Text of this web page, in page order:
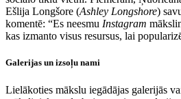
Ešlija Longšore (Ashley Longshore)
komentē: “Es neesmu Instagram
kas izmanto visus resursus, lai
Galerijas un izsoļu nami
Lielākoties mākslu iegādājas galerijās